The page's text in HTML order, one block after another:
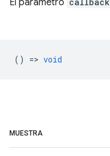
El parámetro
() => void
MUESTRA